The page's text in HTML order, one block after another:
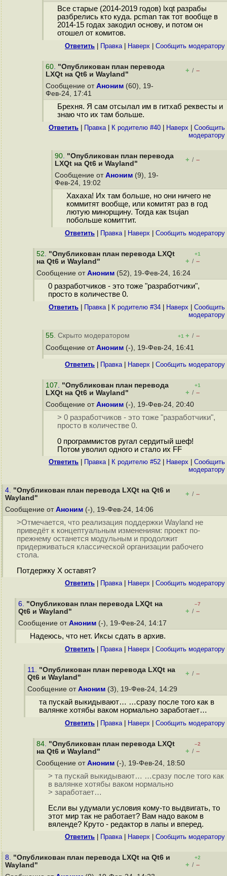
Все старые (2014-2019 годов) lxqt разрабы
разбрелись кто куда. pcman так тот вообще в
2014-15 годах закодил основу, и потом он
отошел от комитов.
Ответить Правка| Наверх Cообщить модератору
60. "Опубликован план перевода
LXQt на Qt6 и Wayland"
+ / –
Сообщение от Аноним (60), 19-
Фев-24, 17:41
Брехня. Я сам отсылал им в гитхаб реквесты и
знаю что их там больше.
Ответить Правка| К родителю #40 Наверх
Cообщить
модератору
90. "Опубликован план перевода
LXQt на Qt6 и Wayland"
+ / –
Сообщение от Аноним (9), 19-
Фев-24, 19:02
Хахаха! Их там больше, но они ничего не
коммитят вообще, или комитят раз в год
лютую минорщину. Тогда как tsujan
побольше комиттит.
Ответить Правка| Наверх Cообщить модератору
52. "Опубликован план перевода LXQt
на Qt6 и Wayland"
+1
+ / –
Сообщение от Аноним (52), 19-Фев-24, 16:24
0 разработчиков - это тоже "разработчики",
просто в количестве 0.
Ответить Правка| К родителю #34 Наверх
Cообщить
модератору
55. Скрыто модератором +1 + / –
Сообщение от Аноним (-), 19-Фев-24, 16:41
Ответить Правка| Наверх Cообщить модератору
107. "Опубликован план перевода
LXQt на Qt6 и Wayland"
+1
+ / –
Сообщение от Аноним (-), 19-Фев-24, 20:40
> 0 разработчиков - это тоже "разработчики",
просто в количестве 0.
0 программистов ругал сердитый шеф!
Потом уволил одного и стало их FF
Ответить Правка| К родителю #52 Наверх
Cообщить
модератору
4. "Опубликован план перевода LXQt на Qt6 и
Wayland"
+ / –
Сообщение от Аноним (-), 19-Фев-24, 14:06
>Отмечается, что реализация поддержки Wayland не
приведёт к концептуальным изменениям: проект по-
прежнему останется модульным и продолжит
придерживаться классической организации рабочего
стола.
Потдержку X оставят?
Ответить Правка| Наверх Cообщить модератору
6. "Опубликован план перевода LXQt на
Qt6 и Wayland"
–7
+ / –
Сообщение от Аноним (-), 19-Фев-24, 14:17
Надеюсь, что нет. Иксы сдать в архив.
Ответить Правка| Наверх Cообщить модератору
11. "Опубликован план перевода LXQt на
Qt6 и Wayland"
+ / –
Сообщение от Аноним (3), 19-Фев-24, 14:29
та пускай выкидывают… …сразу после того как в
валянке хотябы ваком нормально заработает…
Ответить Правка| Наверх Cообщить модератору
84. "Опубликован план перевода LXQt
на Qt6 и Wayland"
–2
+ / –
Сообщение от Аноним (-), 19-Фев-24, 18:50
> та пускай выкидывают… …сразу после того как
в валянке хотябы ваком нормально
> заработает…
Если вы удумали условия кому-то выдвигать, то
этот мир так не работает? Вам надо ваком в
вяленде? Круто - редактор в лапы и вперед.
Ответить Правка| Наверх Cообщить модератору
8. "Опубликован план перевода LXQt на Qt6 и
Wayland"
+2
+ / –